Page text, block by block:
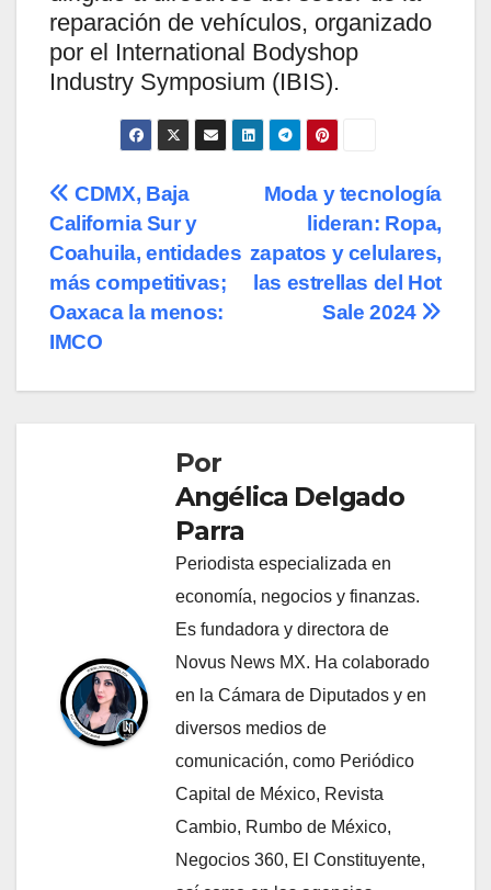
reparación de vehículos, organizado
por el International Bodyshop
Industry Symposium (IBIS).
Navegación
de
entradas
Moda y tecnología
lideran: Ropa,
zapatos y celulares,
las estrellas del Hot
Sale 2024
CDMX, Baja
California Sur y
Coahuila, entidades
más competitivas;
Oaxaca la menos:
IMCO
Por
Angélica Delgado
Parra
Periodista especializada en
economía, negocios y finanzas.
Es fundadora y directora de
Novus News MX. Ha colaborado
en la Cámara de Diputados y en
diversos medios de
comunicación, como Periódico
Capital de México, Revista
Cambio, Rumbo de México,
Negocios 360, El Constituyente,